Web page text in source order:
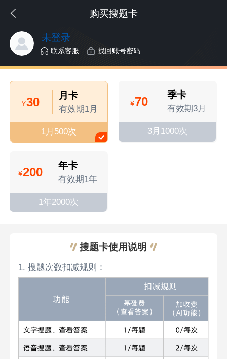
购买搜题卡
未登录
联系客服 找回账号密码
¥30 月卡
有效期1月
1月500次
¥70 季卡
有效期3月
3月1000次
¥200 年卡
有效期1年
1年2000次
搜题卡使用说明
1. 搜题次数扣减规则：